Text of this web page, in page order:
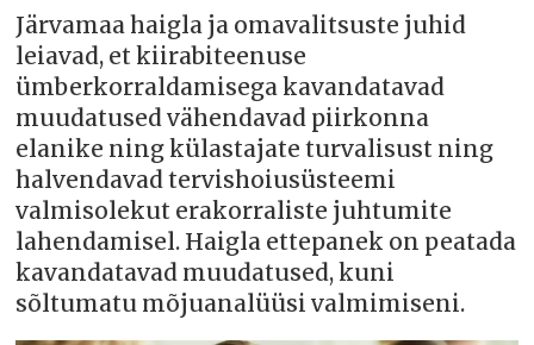
Järvamaa haigla ja omavalitsuste juhid
leiavad, et kiirabiteenuse
ümberkorraldamisega kavandatavad
muudatused vähendavad piirkonna
elanike ning külastajate turvalisust ning
halvendavad tervishoiusüsteemi
valmisolekut erakorraliste juhtumite
lahendamisel. Haigla ettepanek on peatada
kavandatavad muudatused, kuni
sõltumatu mõjuanalüüsi valmimiseni.